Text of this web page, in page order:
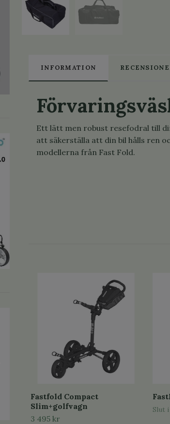
INFORMATION
Ett lätt men robust resefodral till
att säkerställa att din bil hålls ren
modellerna från Fast Fold.
Fastfold Compact
Slim+golfvagn
3 495 kr
Slut